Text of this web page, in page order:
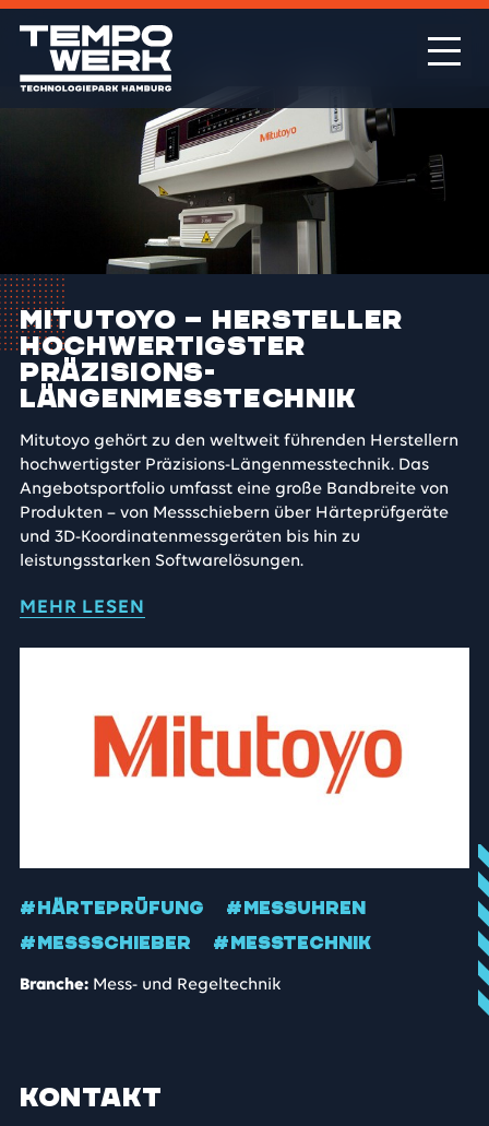
Mitutoyo – Hersteller
hochwertigster
Präzisions-
Längenmesstechnik
Mitutoyo gehört zu den weltweit führenden Herstellern
hochwertigster Präzisions-Längenmesstechnik. Das
Angebotsportfolio umfasst eine große Bandbreite von
Produkten – von Messschiebern über Härteprüfgeräte
und 3D-Koordinatenmessgeräten bis hin zu
leistungsstarken Softwarelösungen.
MEHR LESEN
#HÄRTEPRÜFUNG
#MESSUHREN
#MESSSCHIEBER
#MESSTECHNIK
Branche:Mess- und Regeltechnik
Kontakt